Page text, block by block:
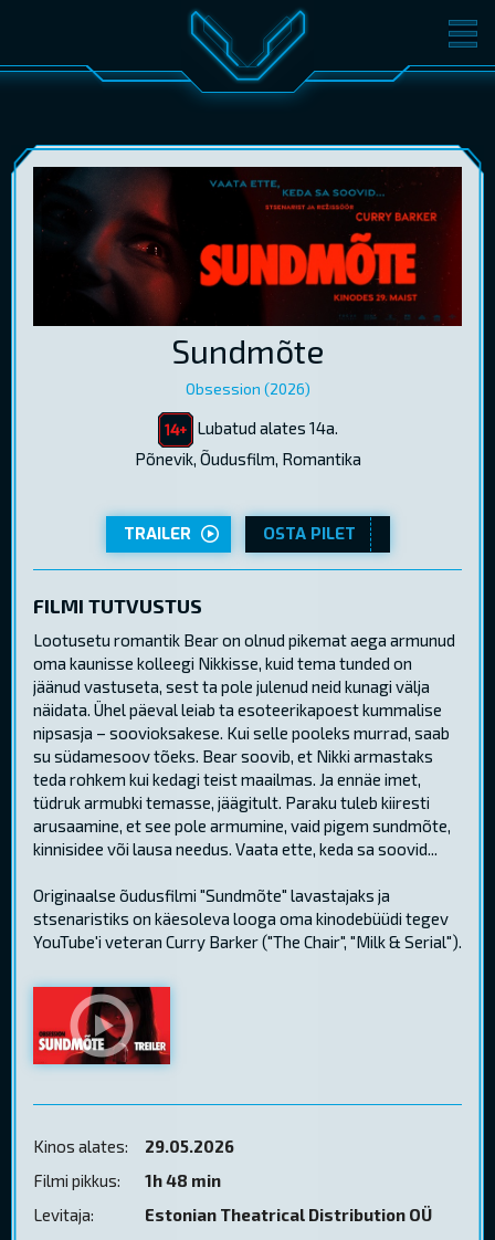
FILMID PILETID
KONVERENTS V-KLUBI
KINKEKAARDID
Sundmõte
Obsession (2026)
Lubatud alates 14a.
Põnevik, Õudusfilm, Romantika
TRAILER OSTA PILET
FILMI TUTVUSTUS
Lootusetu romantik Bear on olnud pikemat aega armunud
oma kaunisse kolleegi Nikkisse, kuid tema tunded on
jäänud vastuseta, sest ta pole julenud neid kunagi välja
näidata. Ühel päeval leiab ta esoteerikapoest kummalise
nipsasja – soovioksakese. Kui selle pooleks murrad, saab
su südamesoov tõeks. Bear soovib, et Nikki armastaks
teda rohkem kui kedagi teist maailmas. Ja ennäe imet,
tüdruk armubki temasse, jäägitult. Paraku tuleb kiiresti
arusaamine, et see pole armumine, vaid pigem sundmõte,
kinnisidee või lausa needus. Vaata ette, keda sa soovid...
Originaalse õudusfilmi "Sundmõte" lavastajaks ja
stsenaristiks on käesoleva looga oma kinodebüüdi tegev
YouTube'i veteran Curry Barker ("The Chair", "Milk & Serial").
Kinos alates:
29.05.2026
Filmi pikkus:
1h 48 min
Levitaja:
Estonian Theatrical Distribution OÜ